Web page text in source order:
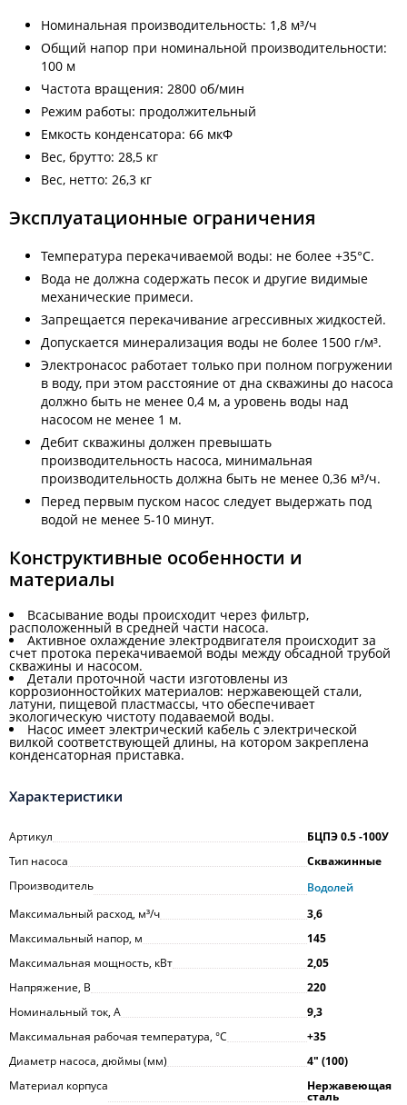
Номинальная производительность: 1,8 м³/ч
Общий напор при номинальной производительности:
100 м
Частота вращения: 2800 об/мин
Режим работы: продолжительный
Емкость конденсатора: 66 мкФ
Вес, брутто: 28,5 кг
Вес, нетто: 26,3 кг
Эксплуатационные ограничения
Температура перекачиваемой воды: не более +35°С.
Вода не должна содержать песок и другие видимые
механические примеси.
Запрещается перекачивание агрессивных жидкостей.
Допускается минерализация воды не более 1500 г/м³.
Электронасос работает только при полном погружении
в воду, при этом расстояние от дна скважины до насоса
должно быть не менее 0,4 м, а уровень воды над
насосом не менее 1 м.
Дебит скважины должен превышать
производительность насоса, минимальная
производительность должна быть не менее 0,36 м³/ч.
Перед первым пуском насос следует выдержать под
водой не менее 5-10 минут.
Конструктивные особенности и
материалы
Всасывание воды происходит через фильтр,
расположенный в средней части насоса.
Активное охлаждение электродвигателя происходит за
счет протока перекачиваемой воды между обсадной трубой
скважины и насосом.
Детали проточной части изготовлены из
коррозионностойких материалов: нержавеющей стали,
латуни, пищевой пластмассы, что обеспечивает
экологическую чистоту подаваемой воды.
Насос имеет электрический кабель с электрической
вилкой соответствующей длины, на котором закреплена
конденсаторная приставка.
Характеристики
Артикул
БЦПЭ 0.5 -100У
Тип насоса
Скважинные
Производитель
Водолей
Максимальный расход, м³/ч
3,6
Максимальный напор, м
145
Максимальная мощность, кВт
2,05
Напряжение, В
220
Номинальный ток, А
9,3
Максимальная рабочая температура, °С
+35
Диаметр насоса, дюймы (мм)
4ʺ (100)
Материал корпуса
Нержавеющая
сталь